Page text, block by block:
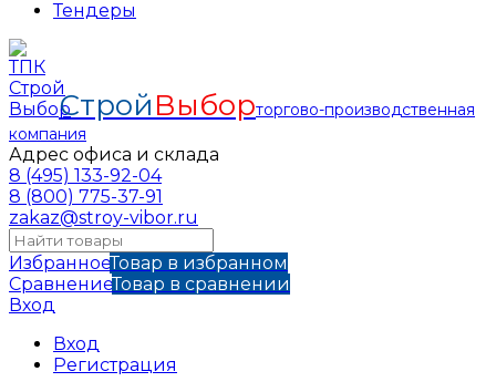
Тендеры
СтройВыборторгово-производственная
компания
Адрес офиса и склада
8 (495) 133-92-04
8 (800) 775-37-91
zakaz@stroy-vibor.ru
ИзбранноеТовар в избранном
СравнениеТовар в сравнении
Вход
Вход
Регистрация